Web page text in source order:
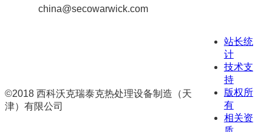
china@secowarwick.com
©2018 西科沃克瑞泰克热处理设备制造（天
津）有限公司
站长统
计
技术支
持
版权所
有
相关资